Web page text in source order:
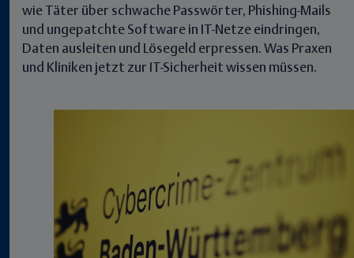
wie Täter über schwache Passwörter, Phishing-Mails
und ungepatchte Software in IT-Netze eindringen,
Daten ausleiten und Lösegeld erpressen. Was Praxen
und Kliniken jetzt zur IT-Sicherheit wissen müssen.